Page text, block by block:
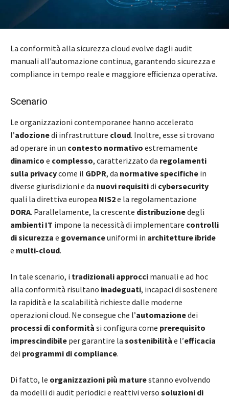
La conformità alla sicurezza cloud evolve dagli audit
manuali all’automazione continua, garantendo sicurezza e
compliance in tempo reale e maggiore efficienza operativa.
Scenario
Le organizzazioni contemporanee hanno accelerato
l’adozionedi infrastrutture cloud. Inoltre, esse si trovano
ad operare in un contesto normativo estremamente
dinamico e complesso, caratterizzato da regolamenti
sulla privacycome il GDPR, da normative specifiche in
diverse giurisdizioni e da nuovi requisitidi cybersecurity
quali la direttiva europea NIS2e la regolamentazione
DORA. Parallelamente, la crescente distribuzionedegli
ambienti IT impone la necessità di implementare controlli
di sicurezza e governanceuniformi in architetture ibride
e multi-cloud.
In tale scenario, i tradizionali approcci manuali e ad hoc
alla conformità risultano inadeguati, incapaci di sostenere
la rapidità e la scalabilità richieste dalle moderne
operazioni cloud. Ne consegue che l’automazionedei
processi di conformità si configura come prerequisito
imprescindibile per garantire la sostenibilità e l’efficacia
dei programmi di compliance.
Di fatto, le organizzazioni più maturestanno evolvendo
da modelli di audit periodici e reattivi verso soluzioni di